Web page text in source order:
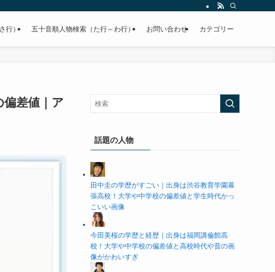
手などの有名人の学歴や高校・大学の偏差値まで紹介していきます。
行） 五十音順人物検索（た行～わ行） お問い合わせ カテゴリー
偏差値｜ア
話題の人物
田中圭の学歴がすごい｜出身は渋谷教育学園幕
張高校！大学や中学校の偏差値と学生時代かっ
こいい画像
今田美桜の学歴と経歴｜出身は福岡講倫館高
校！大学や中学校の偏差値と高校時代や昔の画
像がかわいすぎ